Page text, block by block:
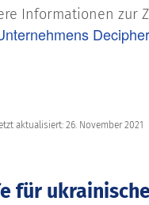
Informationen zur
aktualisiert: 26. November 2021
für